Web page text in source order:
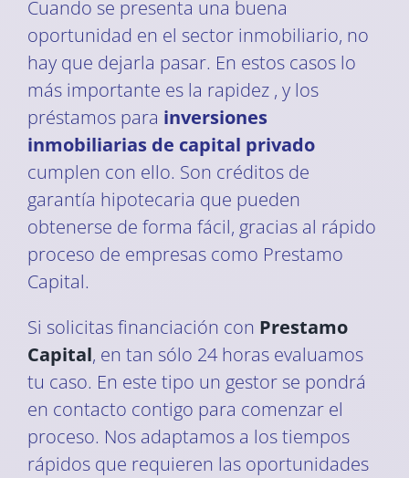
Cuando se presenta una buena
oportunidad en el sector inmobiliario, no
hay que dejarla pasar. En estos casos lo
más importante es la rapidez , y los
préstamos para inversiones
inmobiliarias de capital privado
cumplen con ello. Son créditos de
garantía hipotecaria que pueden
obtenerse de forma fácil, gracias al rápido
proceso de empresas como Prestamo
Capital.
Si solicitas financiación con Prestamo
Capital, en tan sólo 24 horas evaluamos
tu caso. En este tipo un gestor se pondrá
en contacto contigo para comenzar el
proceso. Nos adaptamos a los tiempos
rápidos que requieren las oportunidades